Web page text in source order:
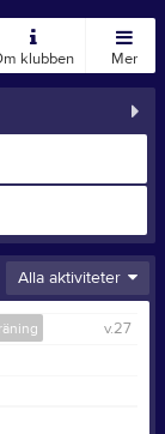
klubben Mer
Alla aktiviteter
v.27